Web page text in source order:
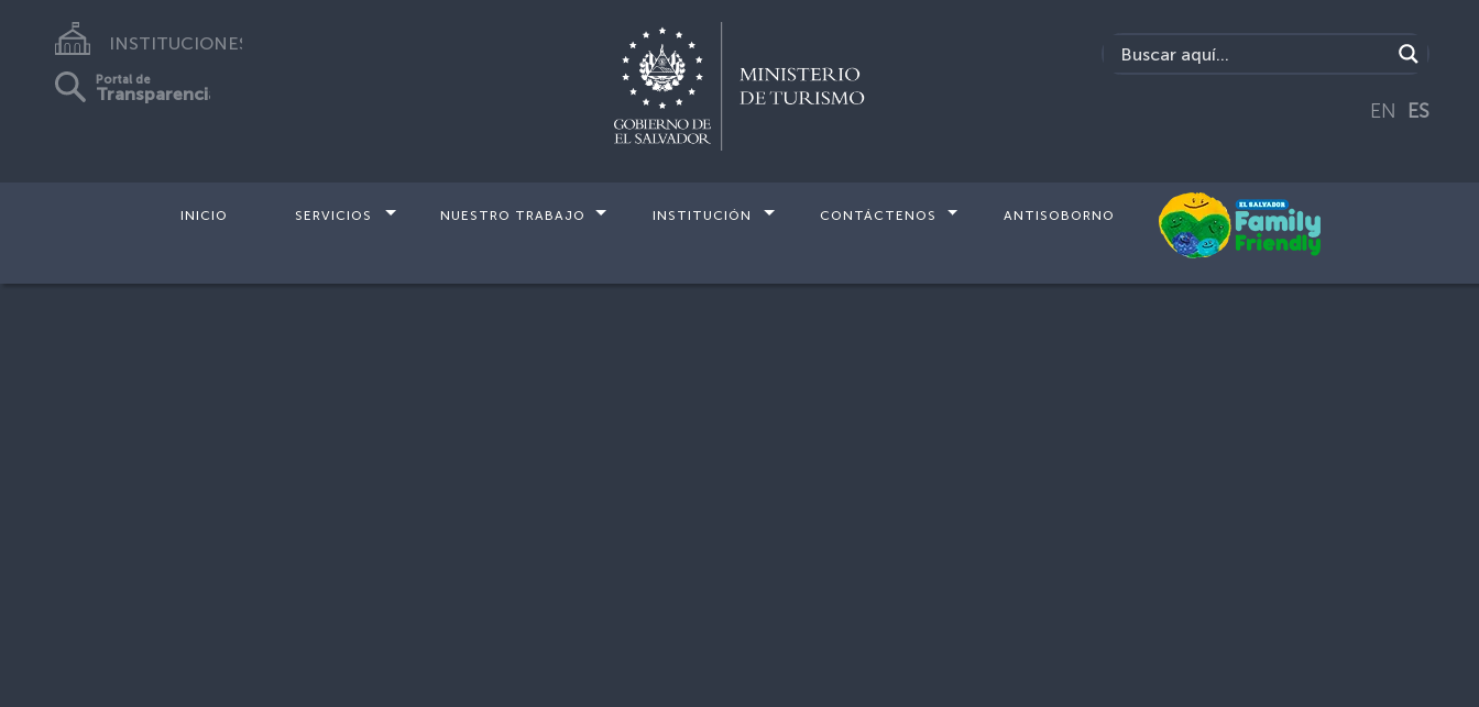
INSTITUCIONES
Portal de
Transparencia
EN ES
INICIO SERVICIOS NUESTRO TRABAJO INSTITUCIÓN CONTÁCTENOS ANTISOBORNO